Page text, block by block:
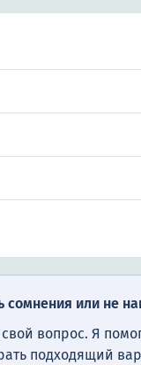
сомнения или не
вопрос. Я
подходящий